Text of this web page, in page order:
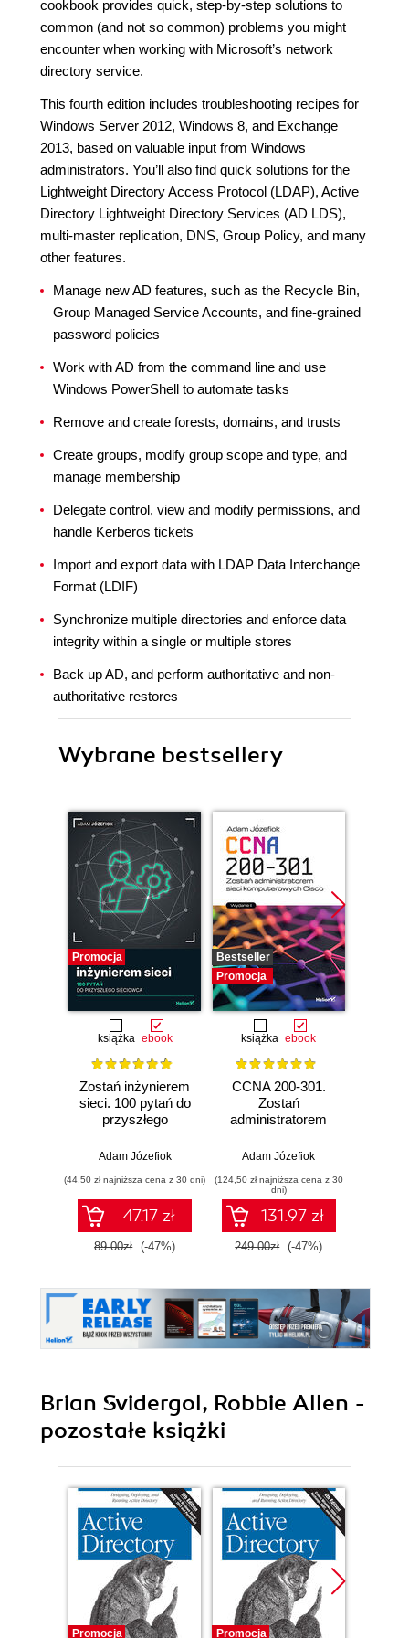
cookbook provides quick, step-by-step solutions to
common (and not so common) problems you might
encounter when working with Microsoft’s network
directory service.
This fourth edition includes troubleshooting recipes for
Windows Server 2012, Windows 8, and Exchange
2013, based on valuable input from Windows
administrators. You’ll also find quick solutions for the
Lightweight Directory Access Protocol (LDAP), Active
Directory Lightweight Directory Services (AD LDS),
multi-master replication, DNS, Group Policy, and many
other features.
Manage new AD features, such as the Recycle Bin,
Group Managed Service Accounts, and fine-grained
password policies
Work with AD from the command line and use
Windows PowerShell to automate tasks
Remove and create forests, domains, and trusts
Create groups, modify group scope and type, and
manage membership
Delegate control, view and modify permissions, and
handle Kerberos tickets
Import and export data with LDAP Data Interchange
Format (LDIF)
Synchronize multiple directories and enforce data
integrity within a single or multiple stores
Back up AD, and perform authoritative and non-
authoritative restores
Wybrane bestsellery
Promocja
książka ebook
Zostań inżynierem
sieci. 100 pytań do
przyszłego
Adam Józefiok
(44,50 zł najniższa cena z 30 dni)
47.17 zł
89.00zł (-47%)
Bestseller
Promocja
książka ebook
CCNA 200-301.
Zostań
administratorem
komputerowych
Adam Józefiok
(124,50 zł najniższa cena z 30
dni)
131.97 zł
249.00zł (-47%)
Brian Svidergol, Robbie Allen -
pozostałe książki
Promocja Promocja